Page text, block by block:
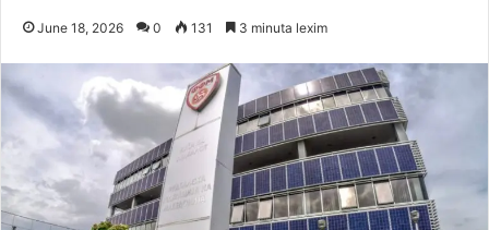
June 18, 2026 0 131 3 minuta lexim